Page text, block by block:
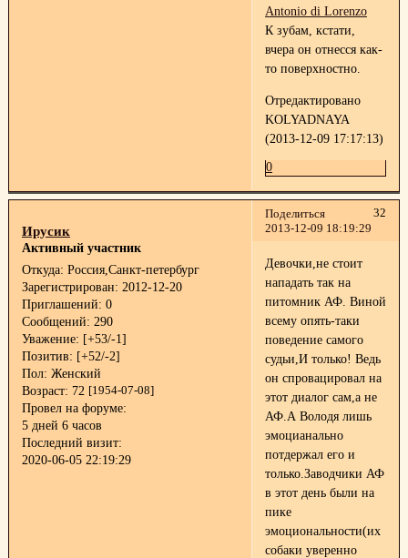
Antonio di Lorenzo
К зубам, кстати,
вчера он отнесся как-
то поверхностно.
Отредактировано
KOLYADNAYA
(2013-12-09 17:17:13)
0
Поделиться
32
2013-12-09 18:19:29
Ирусик
Активный участник
Откуда: Россия,Санкт-петербург
Зарегистрирован: 2012-12-20
Приглашений: 0
Сообщений: 290
Уважение: [+53/-1]
Позитив: [+52/-2]
Пол: Женский
Возраст: 72 [1954-07-08]
Провел на форуме:
5 дней 6 часов
Последний визит:
2020-06-05 22:19:29
Девочки,не стоит
нападать так на
питомник АФ. Виной
всему опять-таки
поведение самого
судьи,И только! Ведь
он спровацировал на
этот диалог сам,а не
АФ.А Володя лишь
эмоцианально
потдержал его и
только.Заводчики АФ
в этот день были на
пике
эмоциональности(их
собаки уверенно